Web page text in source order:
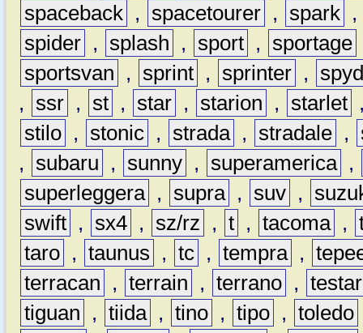
spaceback , spacetourer , spark ,
spider , splash , sport , sportage
sportsvan
, sprint , sprinter ,
,
ssr , st , star , starion , starlet
stilo , stonic , strada , stradale ,
,
subaru , sunny , superamerica ,
superleggera , supra , suv ,
swift , sx4 , sz/rz , t , tacoma ,
taro , taunus , tc , tempra ,
terracan
, terrain , terrano ,
tiguan
, tiida , tino , tipo , toledo